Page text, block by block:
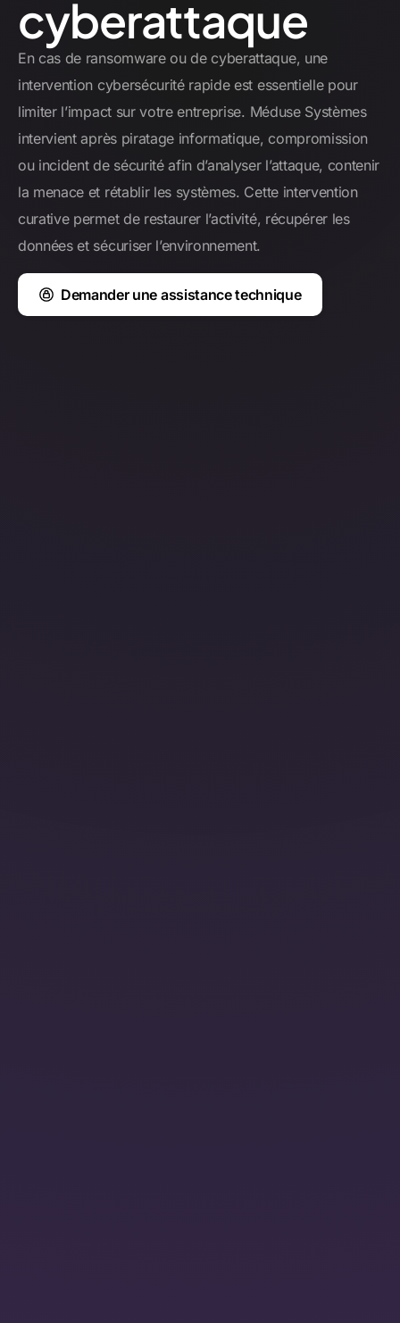
cyberattaque
En cas de ransomware ou de cyberattaque, une
intervention cybersécurité rapide est essentielle pour
limiter l’impact sur votre entreprise. Méduse Systèmes
intervient après piratage informatique, compromission
ou incident de sécurité afin d’analyser l’attaque, contenir
la menace et rétablir les systèmes. Cette intervention
curative permet de restaurer l’activité, récupérer les
données et sécuriser l’environnement.
Demander une assistance technique